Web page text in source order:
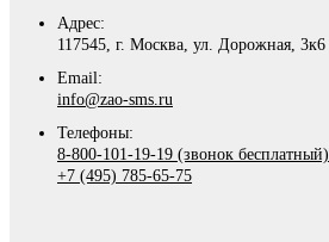
Адрес:
117545, г. Москва, ул. Дорожная, 3к6
Email:
info@zao-sms.ru
Телефоны:
8-800-101-19-19 (звонок бесплатный)
+7 (495) 785-65-75